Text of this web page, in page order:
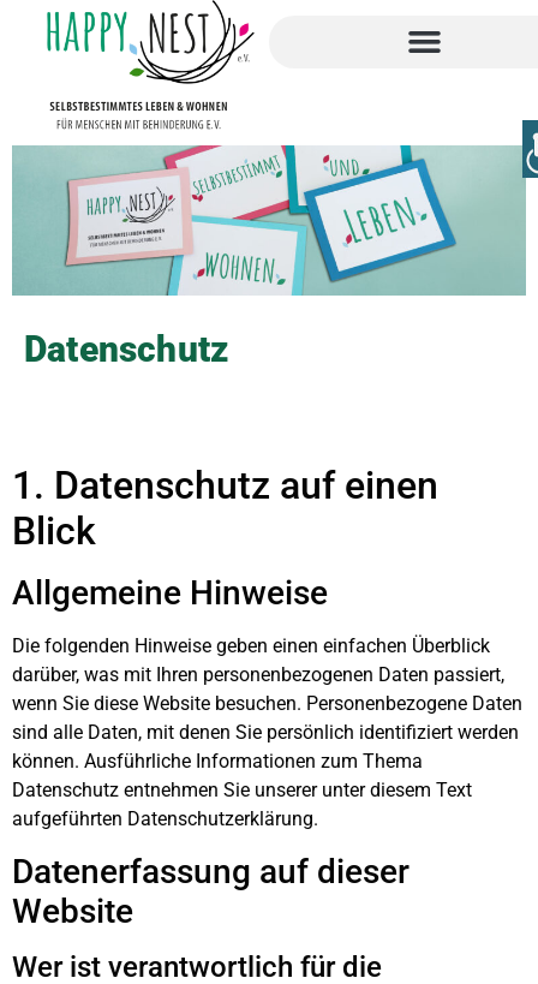
Datenschutz
1. Datenschutz auf einen
Blick
Allgemeine Hinweise
Die folgenden Hinweise geben einen einfachen Überblick
darüber, was mit Ihren personenbezogenen Daten passiert,
wenn Sie diese Website besuchen. Personenbezogene Daten
sind alle Daten, mit denen Sie persönlich identifiziert werden
können. Ausführliche Informationen zum Thema
Datenschutz entnehmen Sie unserer unter diesem Text
aufgeführten Datenschutzerklärung.
Datenerfassung auf dieser
Website
Wer ist verantwortlich für die